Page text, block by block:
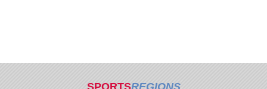
SPORTSREGIONS